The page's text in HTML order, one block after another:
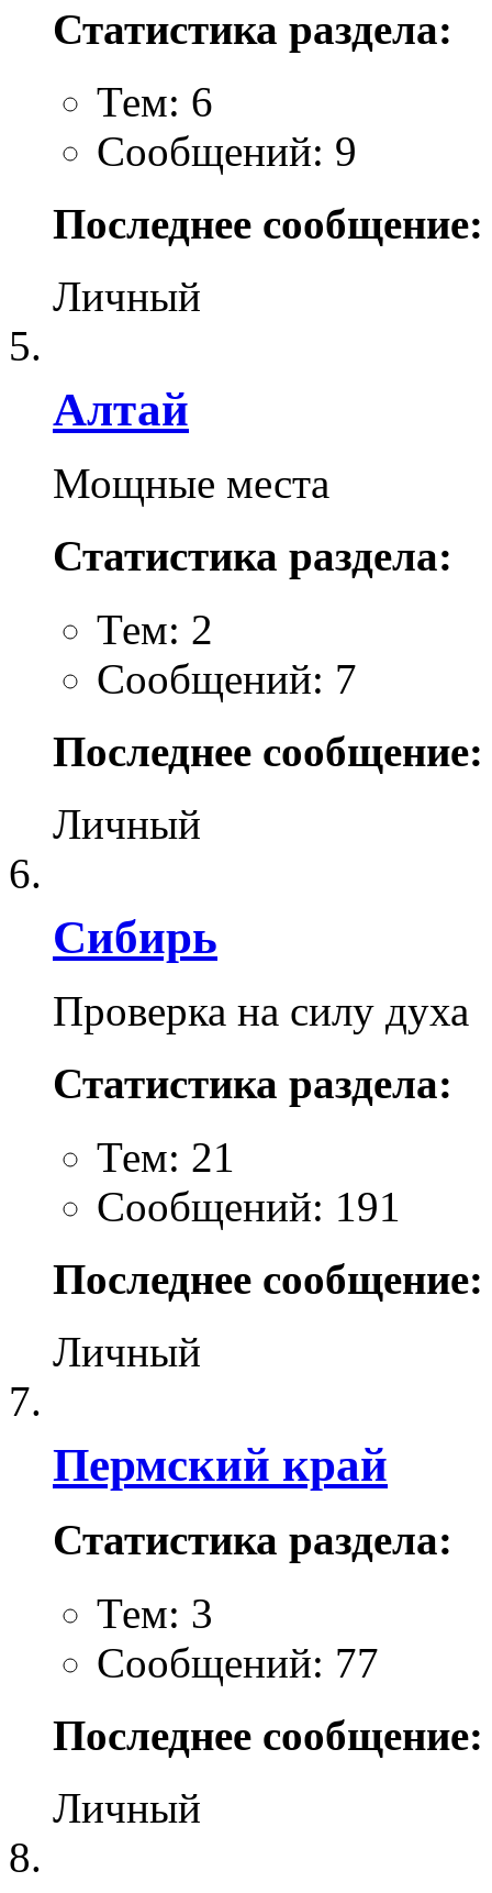
Статистика раздела:
Тем: 6
Сообщений: 9
Последнее сообщение:
Личный
Алтай
Мощные места
Статистика раздела:
Тем: 2
Сообщений: 7
Последнее сообщение:
Личный
Сибирь
Проверка на силу духа
Статистика раздела:
Тем: 21
Сообщений: 191
Последнее сообщение:
Личный
Пермский край
Статистика раздела:
Тем: 3
Сообщений: 77
Последнее сообщение:
Личный